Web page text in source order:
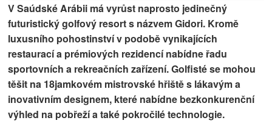
V Saúdské Arábii má vyrůst naprosto jedinečný
futuristický golfový resort s názvem Gidori. Kromě
luxusního pohostinství v podobě vynikajících
restaurací a prémiových rezidencí nabídne řadu
sportovních a rekreačních zařízení. Golfisté se mohou
těšit na 18jamkovém mistrovské hřiště s lákavým a
inovativním designem, které nabídne bezkonkurenční
výhled na pobřeží a také pokročilé technologie.